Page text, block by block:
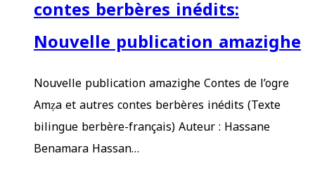
contes berbères inédits:
Nouvelle publication amazighe
Nouvelle publication amazighe Contes de l’ogre
Amẓa et autres contes berbères inédits (Texte
bilingue berbère-français) Auteur : Hassane
Benamara Hassan…